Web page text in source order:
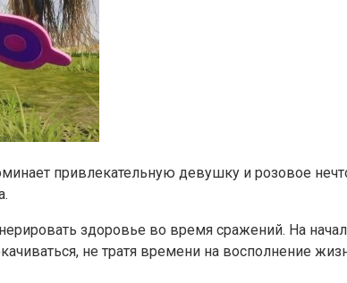
привлекательную девушку и розовое
здоровье во время сражений. На
не тратя времени на восполнение